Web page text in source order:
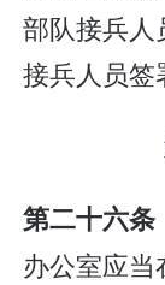
部队接兵人
接兵人员签
第二十六条
办公室应